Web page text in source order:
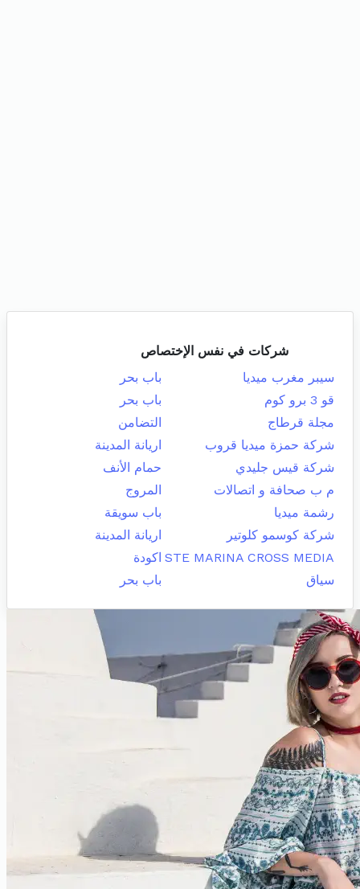
شركات في نفس الإختصاص
سيبر مغرب ميديا
باب بحر
قو 3 برو كوم
باب بحر
مجلة قرطاج
التضامن
شركة حمزة ميديا قروب
اريانة المدينة
شركة قيس جليدي
حمام الأنف
م ب صحافة و اتصالات
المروج
رشمة ميديا
باب سويقة
شركة كوسمو كلوتير
اريانة المدينة
STE MARINA CROSS MEDIA اكودة
سياق
باب بحر